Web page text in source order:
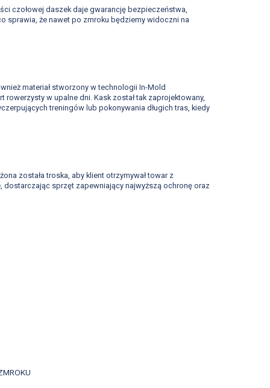
czołowej daszek daje gwarancję bezpieczeństwa,
sprawia, że nawet po zmroku będziemy widoczni na
materiał stworzony w technologii In-Mold
w upalne dni. Kask został tak zaprojektowany,
treningów lub pokonywania długich tras, kiedy
została troska, aby klient otrzymywał towar z
dostarczając sprzęt zapewniający najwyższą ochronę oraz